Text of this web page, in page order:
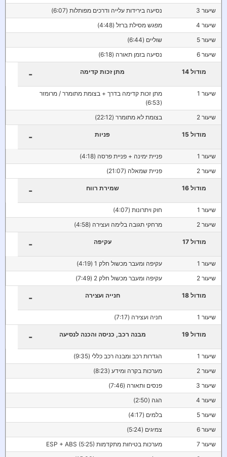
שיעור 3
נסיעה בירידות עלייה ודרכים מפותלות (6:07)
שיעור 4
מפגש מסילת ברזל (4:48)
שיעור 5
שוליים (6:44)
שיעור 6
נסיעה בזמן תאורה (6:18)
מודול 14 מתן זכות קדימה -
שיעור 1
מתן זכות קדימה בדרך + בצומת מתומרר / מרומזר
(6:53)
שיעור 2
בצומת לא מתומרר (22:12)
מודול 15 פניות -
שיעור 1
פניית ימינה + פניית פרסה (4:18)
שיעור 2
פניית שמאלה (21:07)
מודול 16 שמירת רווח -
שיעור 1
חוק ויתרונות (4:07)
שיעור 2
מרחקי תגובה בלימה ועצירה (4:58)
מודול 17 עקיפה -
שיעור 1
עקיפה ומעבר מכשול חלק 1 (4:19)
שיעור 2
עקיפה ומעבר מכשול חלק 2 (7:49)
מודול 18 חנייה ועצירה -
שיעור 1 חניה ועצירה (7:17)
מודול 19 מבנה רכב, כניסה והכנה לנסיעה -
שיעור 1
הגדרות רכב ומבנה רכב כללי (9:35)
שיעור 2
מערכות בקרה ומידע (8:23)
שיעור 3
פנסים ותאורה (7:46)
שיעור 4
הגה (2:50)
שיעור 5
בלמים (4:17)
שיעור 6
צמיגים (5:24)
שיעור 7
מערכות בטיחות מתקדמות ESP + ABS (5:25)